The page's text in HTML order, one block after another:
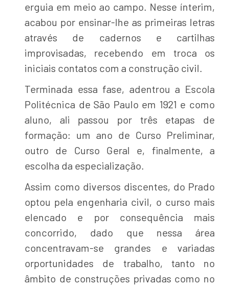
erguia em meio ao campo. Nesse ínterim,
acabou por ensinar-lhe as primeiras letras
através de cadernos e cartilhas
improvisadas, recebendo em troca os
iniciais contatos com a construção civil.
Terminada essa fase, adentrou a Escola
Politécnica de São Paulo em 1921 e como
aluno, ali passou por três etapas de
formação: um ano de Curso Preliminar,
outro de Curso Geral e, finalmente, a
escolha da especialização.
Assim como diversos discentes, do Prado
optou pela engenharia civil, o curso mais
elencado e por consequência mais
concorrido, dado que nessa área
concentravam-se grandes e variadas
orportunidades de trabalho, tanto no
âmbito de construções privadas como no